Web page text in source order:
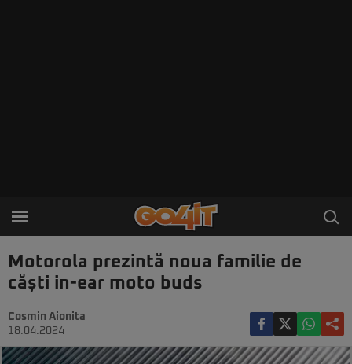
Motorola prezintă noua familie de
căști in-ear moto buds
Cosmin Aionita
18.04.2024